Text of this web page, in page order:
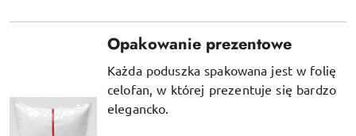
Opakowanie prezentowe
Każda poduszka spakowana jest w folię
celofan, w której prezentuje się bardzo
elegancko.